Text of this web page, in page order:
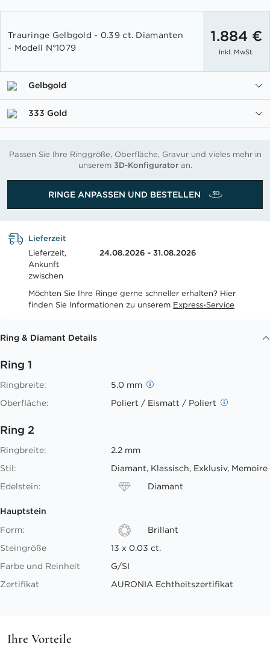
der
Bildgalerie
Trauringe Gelbgold - 0.39 ct. Diamanten
- Modell N°1079
1.884 €
Inkl. MwSt.
Gelbgold
333 Gold
Passen Sie Ihre Ringgröße, Oberfläche, Gravur und vieles mehr in
unserem 3D-Konfiguratoran.
RINGE ANPASSEN UND BESTELLEN
Lieferzeit
Lieferzeit,
Ankunft
zwischen
24.08.2026 - 31.08.2026
Möchten Sie Ihre Ringe gerne schneller erhalten? Hier
finden Sie Informationen zu unserem Express-Service
Ring & Diamant Details
Ring 1
Ringbreite:
5.0 mm
Oberfläche:
Poliert / Eismatt / Poliert
Ring 2
Ringbreite:
2.2 mm
Stil:
Diamant, Klassisch, Exklusiv, Memoire
Edelstein:
Diamant
Hauptstein
Form:
Brillant
Steingröße
13 x 0.03 ct.
Farbe und Reinheit
G/SI
Zertifikat
AURONIA Echtheitszertifikat
Ihre Vorteile